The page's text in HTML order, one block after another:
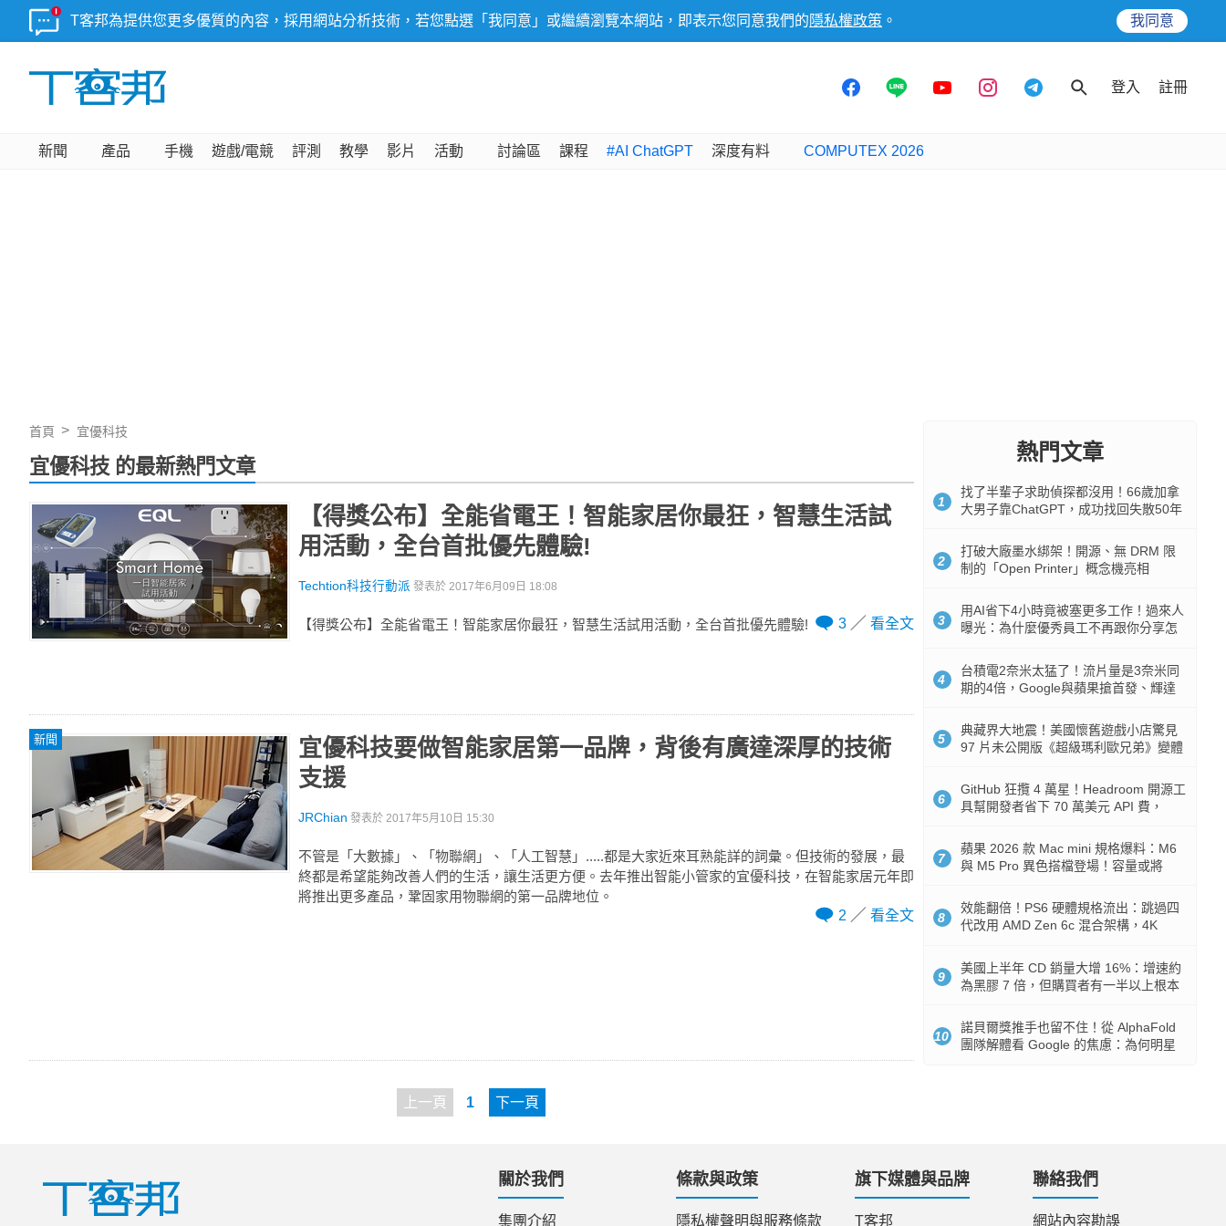
T客邦為提供您更多優質的內容，採用網站分析技術，若您點選「我同意」或繼續瀏覽本網站，即表示您同意我們的 隱私權政策 。 我同意
登入 註冊
新聞 產品 手機 遊戲/電競 評測 教學 影片 活動 討論區 課程 #AI ChatGPT 深度有料 COMPUTEX 2026
首頁 宜優科技
宜優科技 的最新熱門文章
【得獎公布】全能省電王！智能家居你最狂，智慧生活試
用活動，全台首批優先體驗!
Techtion科技行動派 發表於 2017年6月09日 18:08
【得獎公布】全能省電王！智能家居你最狂，智慧生活試用活動，全台首批優先體驗! 3 看全文
新聞
宜優科技要做智能家居第一品牌，背後有廣達深厚的技術
支援
JRChian 發表於 2017年5月10日 15:30
不管是「大數據」、「物聯網」、「人工智慧」.....都是大家近來耳熟能詳的詞彙。但技術的發展，最
終都是希望能夠改善人們的生活，讓生活更方便。去年推出智能小管家的宜優科技，在智能家居元年即
將推出更多產品，鞏固家用物聯網的第一品牌地位。
2
看全文
上一頁 1 下一頁
熱門文章
1
找了半輩子求助偵探都沒用！66歲加拿
大男子靠ChatGPT，成功找回失散50年
2
打破大廠墨水綁架！開源、無 DRM 限
制的「Open Printer」概念機亮相
3
用AI省下4小時竟被塞更多工作！過來人
曝光：為什麼優秀員工不再跟你分享怎
4
台積電2奈米太猛了！流片量是3奈米同
期的4倍，Google與蘋果搶首發、輝達
5
典藏界大地震！美國懷舊遊戲小店驚見
97 片未公開版《超級瑪利歐兄弟》變體
6
GitHub 狂攬 4 萬星！Headroom 開源工
具幫開發者省下 70 萬美元 API 費，
7
蘋果 2026 款 Mac mini 規格爆料：M6
與 M5 Pro 異色搭檔登場！容量或將
8
效能翻倍！PS6 硬體規格流出：跳過四
代改用 AMD Zen 6c 混合架構，4K
9
美國上半年 CD 銷量大增 16%：增速約
為黑膠 7 倍，但購買者有一半以上根本
10
諾貝爾獎推手也留不住！從 AlphaFold
團隊解體看 Google 的焦慮：為何明星
關於我們
集團介紹
條款與政策
隱私權聲明與服務條款
旗下媒體與品牌
T客邦
聯絡我們
網站內容勘誤